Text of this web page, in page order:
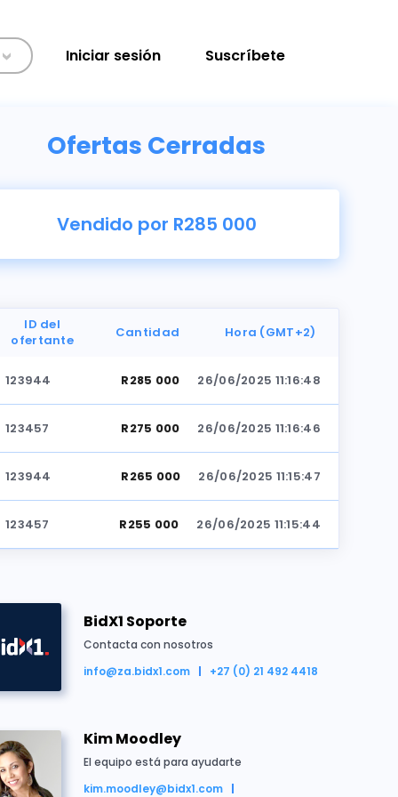
> Iniciar sesión Suscríbete
Ofertas Cerradas
Vendido por R285 000
ID del
ofertante
Cantidad Hora (GMT+2)
123944 R285 000 26/06/2025 11:16:48
123457 R275 000 26/06/2025 11:16:46
123944 R265 000 26/06/2025 11:15:47
123457 R255 000 26/06/2025 11:15:44
R235 000
R225 000 26/06/2025 11:14:12
123944 R205 000 26/06/2025 11:11:26
BidX1 Soporte
Contacta con nosotros
info@za.bidx1.com
+27 (0) 21 492 4418
Kim Moodley
El equipo está para ayudarte
kim.moodley@bidx1.com